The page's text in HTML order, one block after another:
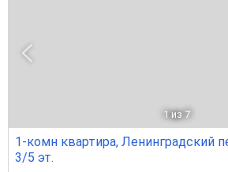
1 из 7
1-комн квартира, Ленинградский
3/5 эт.